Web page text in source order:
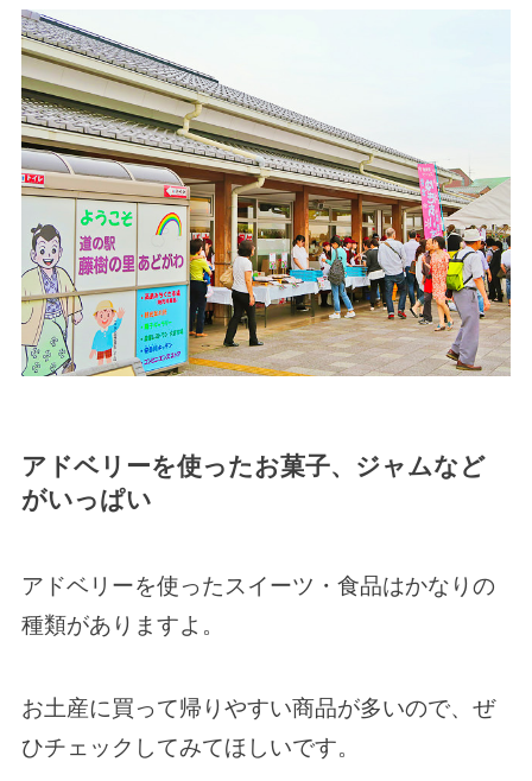
アドベリーを使ったお菓子、ジャムなど
がいっぱい
アドベリーを使ったスイーツ・食品はかなりの
種類がありますよ。
お土産に買って帰りやすい商品が多いので、ぜ
ひチェックしてみてほしいです。